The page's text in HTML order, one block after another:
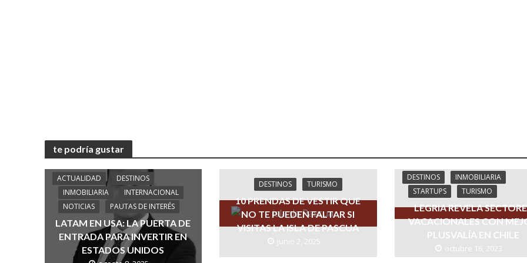
te podría gustar
ACTUALIDAD
DESTINOS
INMOBILIARIA
INTERNACIONAL
NOTICIAS
PAUTAS DE INTERÉS
LATAM EN USA: LA PUERTA DE
ENTRADA PARA INVERTIR EN
ESTADOS UNIDOS
DESTINOS TURISMO
10 PRENDAS DE VESTIR QUE
NO TE PUEDEN FALTAR SI
VISITAS LA ISLA DE PASCUA
junio 2, 2025
DESTINOS
INMOBILIARIA
STARTUPS
TURISMO
LEGRIA REVELA
VACACIONALES CON
PLUSVALÍA EN CHILE
octubre 16, 2023